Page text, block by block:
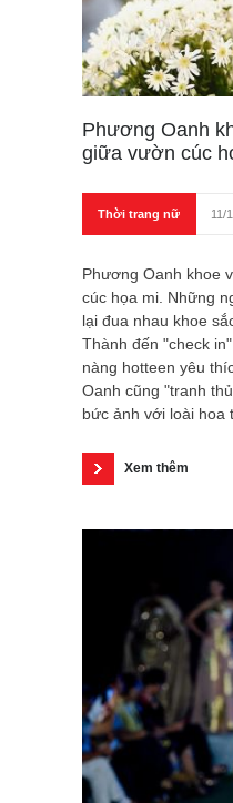
Phương Oanh
giữa vườn cúc
Thời trang nữ 11/
Phương Oanh khoe
cúc họa mi. Những
lại đua nhau khoe
Thành đến "check
nàng hotteen yêu
Oanh cũng "tranh
bức ảnh với loài hoa
Xem thêm